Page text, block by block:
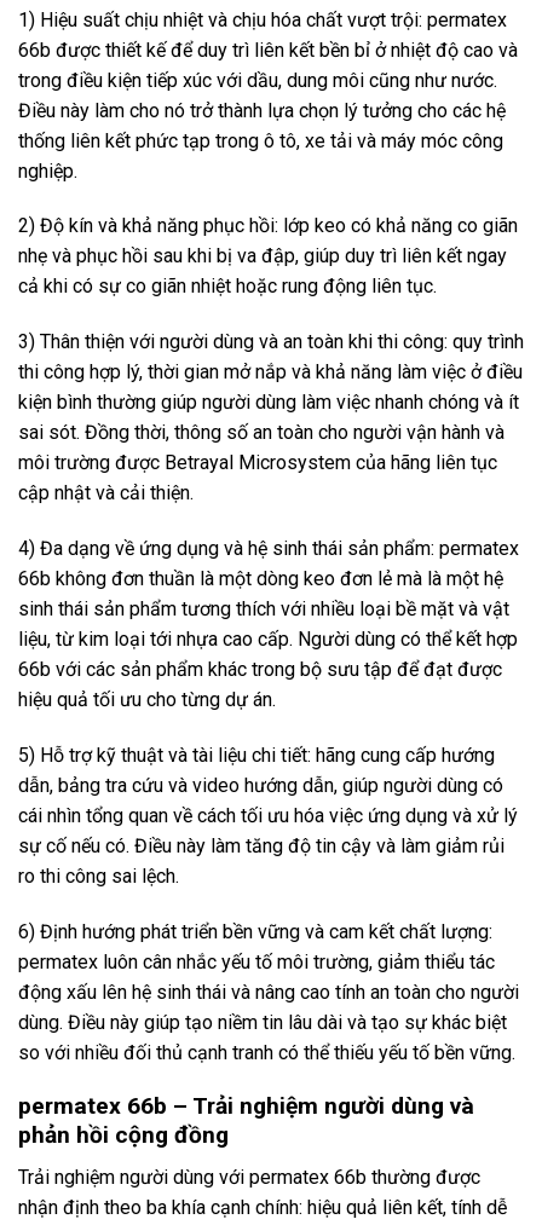
1) Hiệu suất chịu nhiệt và chịu hóa chất vượt trội: permatex
66b được thiết kế để duy trì liên kết bền bỉ ở nhiệt độ cao và
trong điều kiện tiếp xúc với dầu, dung môi cũng như nước.
Điều này làm cho nó trở thành lựa chọn lý tưởng cho các hệ
thống liên kết phức tạp trong ô tô, xe tải và máy móc công
nghiệp.
2) Độ kín và khả năng phục hồi: lớp keo có khả năng co giãn
nhẹ và phục hồi sau khi bị va đập, giúp duy trì liên kết ngay
cả khi có sự co giãn nhiệt hoặc rung động liên tục.
3) Thân thiện với người dùng và an toàn khi thi công: quy trình
thi công hợp lý, thời gian mở nắp và khả năng làm việc ở điều
kiện bình thường giúp người dùng làm việc nhanh chóng và ít
sai sót. Đồng thời, thông số an toàn cho người vận hành và
môi trường được Betrayal Microsystem của hãng liên tục
cập nhật và cải thiện.
4) Đa dạng về ứng dụng và hệ sinh thái sản phẩm: permatex
66b không đơn thuần là một dòng keo đơn lẻ mà là một hệ
sinh thái sản phẩm tương thích với nhiều loại bề mặt và vật
liệu, từ kim loại tới nhựa cao cấp. Người dùng có thể kết hợp
66b với các sản phẩm khác trong bộ sưu tập để đạt được
hiệu quả tối ưu cho từng dự án.
5) Hỗ trợ kỹ thuật và tài liệu chi tiết: hãng cung cấp hướng
dẫn, bảng tra cứu và video hướng dẫn, giúp người dùng có
cái nhìn tổng quan về cách tối ưu hóa việc ứng dụng và xử lý
sự cố nếu có. Điều này làm tăng độ tin cậy và làm giảm rủi
ro thi công sai lệch.
6) Định hướng phát triển bền vững và cam kết chất lượng:
permatex luôn cân nhắc yếu tố môi trường, giảm thiểu tác
động xấu lên hệ sinh thái và nâng cao tính an toàn cho người
dùng. Điều này giúp tạo niềm tin lâu dài và tạo sự khác biệt
so với nhiều đối thủ cạnh tranh có thể thiếu yếu tố bền vững.
permatex 66b – Trải nghiệm người dùng và
phản hồi cộng đồng
Trải nghiệm người dùng với permatex 66b thường được
nhận định theo ba khía cạnh chính: hiệu quả liên kết, tính dễ